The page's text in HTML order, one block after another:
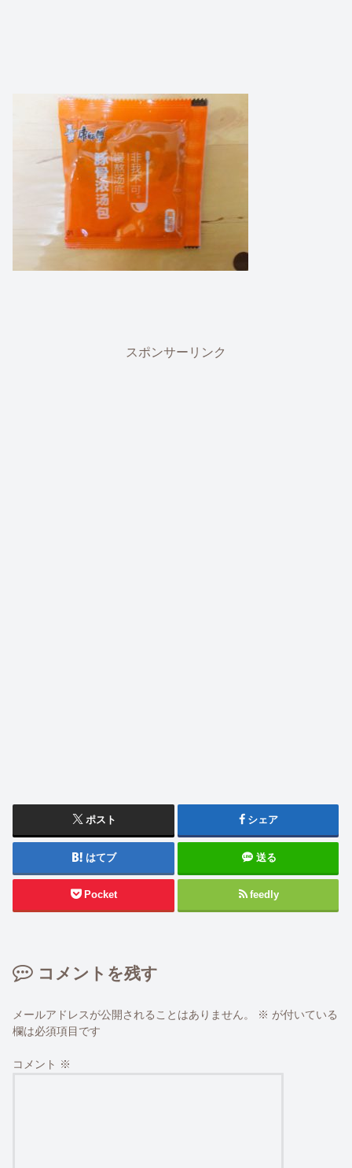
スポンサーリンク
ポスト シェア
はてブ 送る
Pocket feedly
コメントを残す
メールアドレスが公開されることはありません。 ※ が付いている
欄は必須項目です
コメント ※